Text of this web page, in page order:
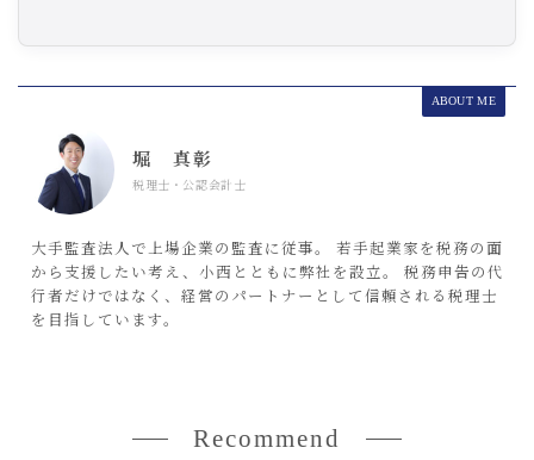
ABOUT ME
堀 真彰
税理士・公認会計士
大手監査法人で上場企業の監査に従事。 若手起業家を税務の面
から支援したい考え、小西とともに弊社を設立。 税務申告の代
行者だけではなく、経営のパートナーとして信頼される税理士
を目指しています。
Recommend